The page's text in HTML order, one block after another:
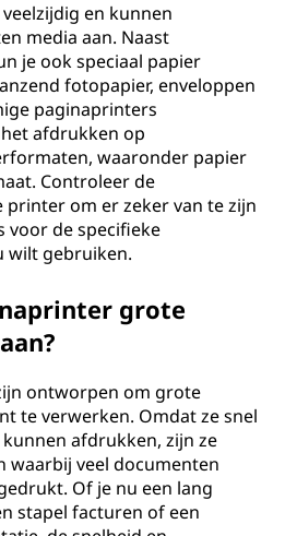
en kunnen
media aan. Naast
je ook speciaal papier
fotopapier, enveloppen
paginaprinters
afdrukken op
waaronder papier
Controleer de
printer om er zeker van te zijn
voor de specifieke
wilt gebruiken.
grote
ontworpen om grote
te verwerken. Omdat ze snel
afdrukken, zijn ze
waarbij veel documenten
Of je nu een lang
stapel facturen of een